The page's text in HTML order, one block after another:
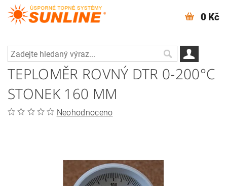
0 Kč
TEPLOMĚR ROVNÝ DTR 0-200°C
STONEK 160 MM
Neohodnoceno